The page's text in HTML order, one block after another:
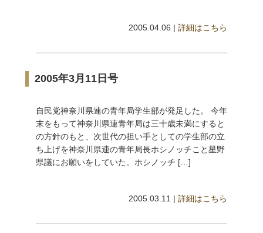
2005.04.06 |詳細はこちら
2005年3月11日号
自民党神奈川県連の青年局学生部が発足した。 今年
末をもって神奈川県連青年局は三十歳未満にすると
の方針のもと、次世代の担い手としての学生部の立
ち上げを神奈川県連の青年局長ホシノッチこと星野
県議にお願いをしていた。ホシノッチ […]
2005.03.11 |詳細はこちら